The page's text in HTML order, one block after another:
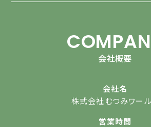
会社概要
会社名
株式会社むつみワー
営業時間